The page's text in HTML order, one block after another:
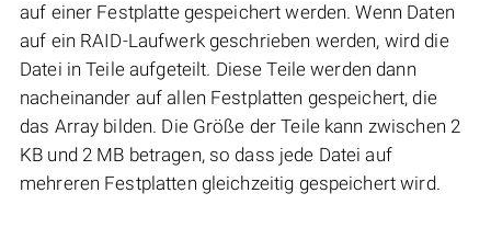
auf einer Festplatte gespeichert werden. Wenn Daten
auf ein RAID-Laufwerk geschrieben werden, wird die
Datei in Teile aufgeteilt. Diese Teile werden dann
nacheinander auf allen Festplatten gespeichert, die
das Array bilden. Die Größe der Teile kann zwischen 2
KB und 2 MB betragen, so dass jede Datei auf
mehreren Festplatten gleichzeitig gespeichert wird.